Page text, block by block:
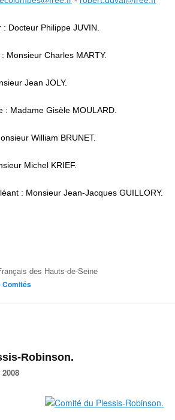
Docteur Philippe JUVIN.
Monsieur Charles MARTY.
Jean JOLY.
: Madame Gisèle MOULARD.
William BRUNET.
Michel KRIEF.
: Monsieur Jean-Jacques GUILLORY.
des Hauts-de-Seine
Comités
Robinson.